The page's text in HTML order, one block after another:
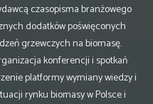
czasopisma branżowego
dodatków poświęconych
grzewczych na biomasę.
konferencji i spotkań
platformy wymiany wiedzy i
rynku biomasy w Polsce i